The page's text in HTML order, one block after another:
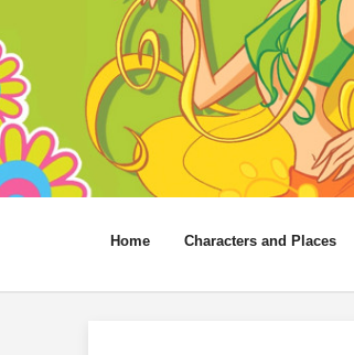
Home Characters and Places